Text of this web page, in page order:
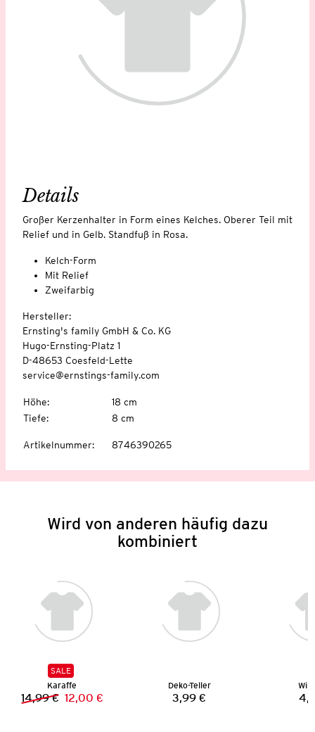
Details
Großer Kerzenhalter in Form eines Kelches. Oberer Teil mit
Relief und in Gelb. Standfuß in Rosa.
Kelch-Form
Mit Relief
Zweifarbig
Hersteller:
Ernsting's family GmbH & Co. KG
Hugo-Ernsting-Platz 1
D-48653 Coesfeld-Lette
service@ernstings-family.com
Höhe:
18 cm
Tiefe: 8 cm
Artikelnummer: 8746390265
Wird von anderen häufig dazu
kombiniert
SALE
Karaffe
Vorheriger Preis:
14,99 € Neuer Preis:
12,00 €
Deko-Teller
Preis:
3,99 €